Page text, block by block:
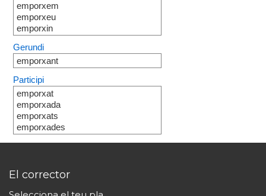
emporxem
emporxeu
emporxin
Gerundi
emporxant
Participi
emporxat
emporxada
emporxats
emporxades
El corrector